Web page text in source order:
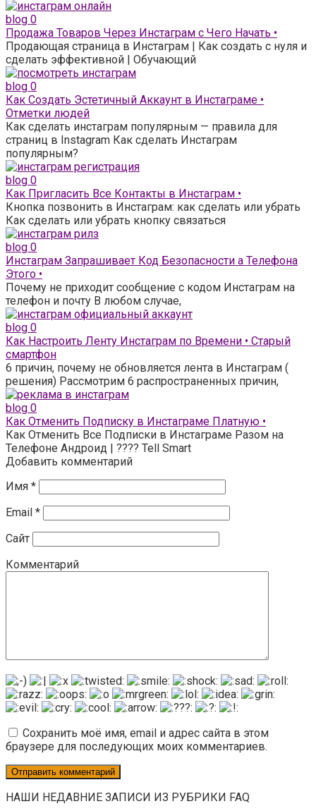
blog 0
Продажа Товаров Через Инстаграм с Чего Начать •
Продающая страница в Инстаграм | Как создать с нуля и
сделать эффективной | Обучающий
blog 0
Как Создать Эстетичный Аккаунт в Инстаграме •
Отметки людей
Как сделать инстаграм популярным — правила для
страниц в Instagram Как сделать Инстаграм
популярным?
blog 0
Как Пригласить Все Контакты в Инстаграм •
Кнопка позвонить в Инстаграм: как сделать или убрать
Как сделать или убрать кнопку связаться
blog 0
Инстаграм Запрашивает Код Безопасности а Телефона
Этого •
Почему не приходит сообщение с кодом Инстаграм на
телефон и почту В любом случае,
blog 0
Как Настроить Ленту Инстаграм по Времени • Старый
смартфон
6 причин, почему не обновляется лента в Инстаграм (
решения) Рассмотрим 6 распространенных причин,
blog 0
Как Отменить Подписку в Инстаграме Платную •
Как Отменить Все Подписки в Инстаграме Разом на
Телефоне Андроид | ???? Tell Smart
Добавить комментарий
Имя *
Email *
Сайт
Комментарий
Сохранить моё имя, email и адрес сайта в этом
браузере для последующих моих комментариев.
НАШИ НЕДАВНИЕ ЗАПИСИ ИЗ РУБРИКИ FAQ